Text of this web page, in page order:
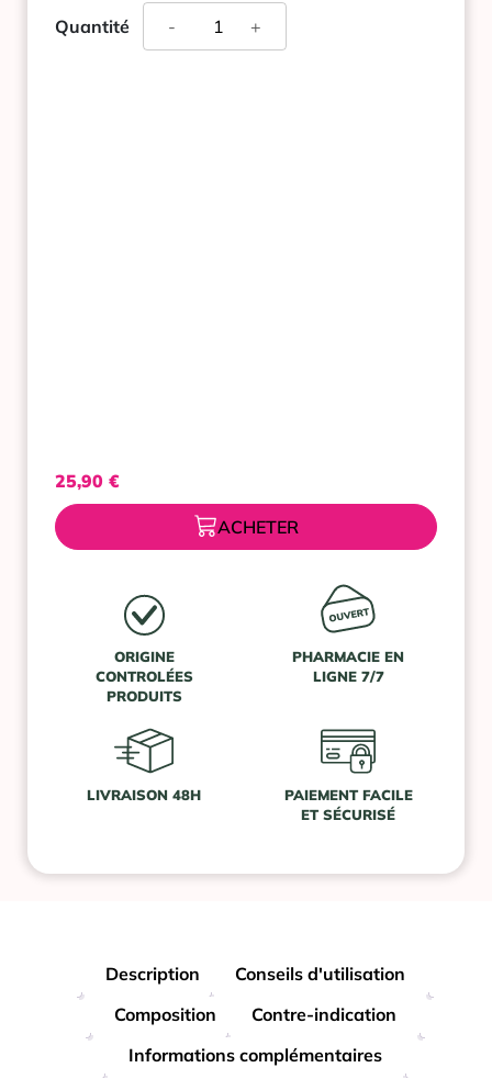
Quantité +
quantité
-
25,90 €
ACHETER
ORIGINE
CONTROLÉES
PRODUITS
PHARMACIE EN
LIGNE 7/7
LIVRAISON 48H
PAIEMENT FACILE
ET SÉCURISÉ
Description
Conseils d'utilisation
Composition
Contre-indication
Informations complémentaires